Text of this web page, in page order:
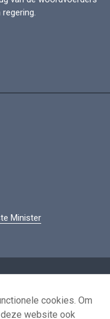
Minister
hergebruikcookies. Om
website ook